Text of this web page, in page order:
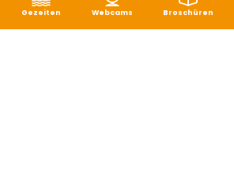
Gezeiten Webcams Broschüren